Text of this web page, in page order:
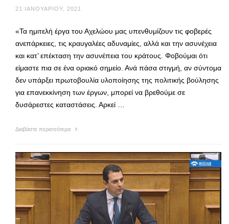
21 ΙΑΝΟΥΑΡΊΟΥ, 2021
«Τα ημιτελή έργα του Αχελώου μας υπενθυμίζουν τις φοβερές
ανεπάρκειες, τις κραυγαλέες αδυναμίες, αλλά και την ασυνέχεια
και κατ’ επέκταση την ασυνέπεια του κράτους. Φοβούμαι ότι
είμαστε πια σε ένα οριακό σημείο. Ανά πάσα στιγμή, αν σύντομα
δεν υπάρξει πρωτοβουλία υλοποίησης της πολιτικής βούλησης
για επανεκκίνηση των έργων, μπορεί να βρεθούμε σε
δυσάρεστες καταστάσεις. Αρκεί …
Διαβάστε περισσότερα